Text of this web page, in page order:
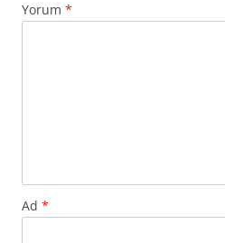
Yorum *
Ad *